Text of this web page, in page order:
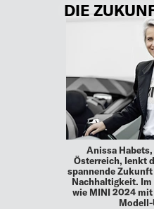
DIE
Anissa
Österreich, lenkt
spannende
Nachhaltigkeit. Im
wie MINI 2024